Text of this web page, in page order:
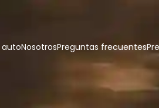
NosotrosPreguntas frecuentes